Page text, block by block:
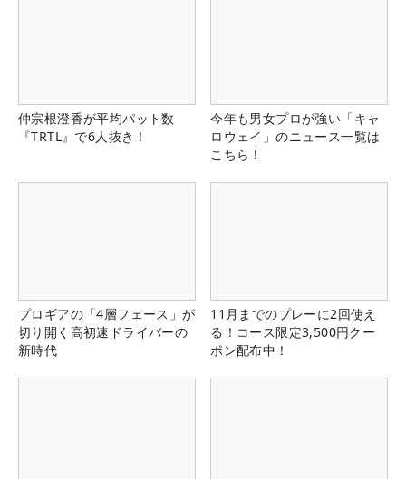
仲宗根澄香が平均パット数
『TRTL』で6人抜き！
今年も男女プロが強い「キャ
ロウェイ」のニュース一覧は
こちら！
プロギアの「4層フェース」が
切り開く高初速ドライバーの
新時代
11月までのプレーに2回使え
る！コース限定3,500円クー
ポン配布中！